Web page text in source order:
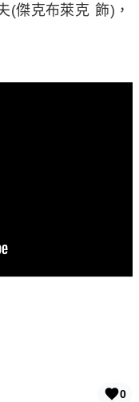
(傑克布萊克 飾)，
0